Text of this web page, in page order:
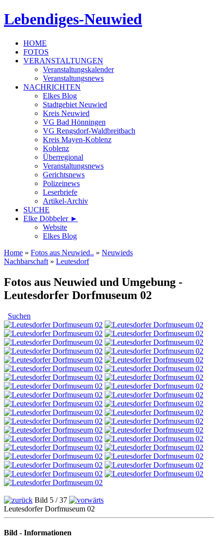
Lebendiges-Neuwied
HOME
FOTOS
VERANSTALTUNGEN
Veranstaltungskalender
Veranstaltungsnews
NACHRICHTEN
Elkes Blog
Stadtgebiet Neuwied
Kreis Neuwied
VG Bad Hönningen
VG Rengsdorf-Waldbreitbach
Kreis Mayen-Koblenz
Koblenz
Überregional
Veranstaltungsnews
Gerichtsnews
Polizeinews
Leserbriefe
Artikel-Archiv
SUCHE
Elke Döbbeler ►
Website
Elkes Blog
Home » Fotos aus Neuwied.. » Neuwieds
Nachbarschaft » Leutesdorf
Fotos aus Neuwied und Umgebung -
Leutesdorfer Dorfmuseum 02
Suchen
Bild 5 / 37
Leutesdorfer Dorfmuseum 02
Bild - Informationen